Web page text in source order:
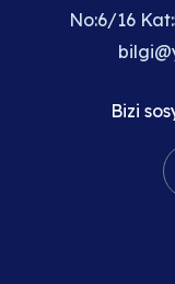
No:6/16
Bizi